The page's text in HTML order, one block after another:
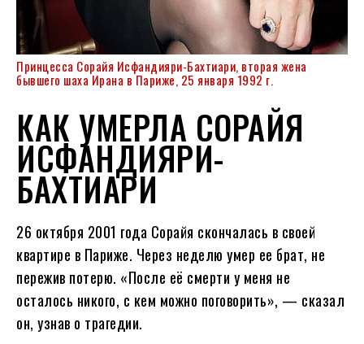
Принцесса Сорайя Исфандияри-Бахтиари, вторая жена
бывшего шаха Ирана в Париже, 25 января 1992 г.
КАК УМЕРЛА СОРАЙЯ
ИСФАНДИЯРИ-
БАХТИАРИ
26 октября 2001 года Сорайя скончалась в своей
квартире в Париже. Через неделю умер ее брат, не
пережив потерю. «После её смерти у меня не
осталось никого, с кем можно поговорить», — сказал
он, узнав о трагедии.